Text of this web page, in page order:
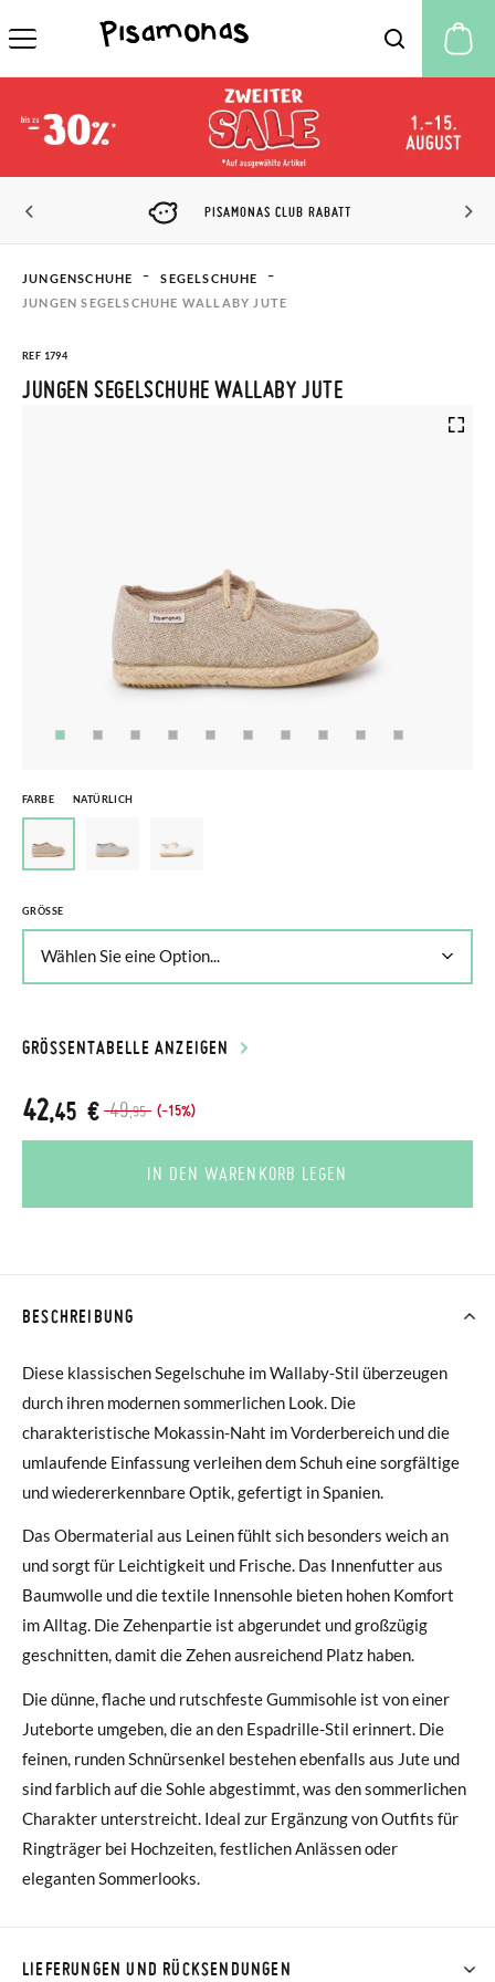
PISAMONAS CLUB RABATT
JUNGENSCHUHE
SEGELSCHUHE
JUNGEN SEGELSCHUHE WALLABY JUTE
REF 1794
JUNGEN SEGELSCHUHE WALLABY JUTE
FARBE NATÜRLICH
GRÖSSE
GRÖSSENTABELLE ANZEIGEN
49,95 (-15%)
42,45 €
IN DEN WARENKORB LEGEN
BESCHREIBUNG
Diese klassischen Segelschuhe im Wallaby-Stil überzeugen
durch ihren modernen sommerlichen Look. Die
charakteristische Mokassin-Naht im Vorderbereich und die
umlaufende Einfassung verleihen dem Schuh eine sorgfältige
und wiedererkennbare Optik, gefertigt in Spanien.
Das Obermaterial aus Leinen fühlt sich besonders weich an
und sorgt für Leichtigkeit und Frische. Das Innenfutter aus
Baumwolle und die textile Innensohle bieten hohen Komfort
im Alltag. Die Zehenpartie ist abgerundet und großzügig
geschnitten, damit die Zehen ausreichend Platz haben.
Die dünne, flache und rutschfeste Gummisohle ist von einer
Juteborte umgeben, die an den Espadrille-Stil erinnert. Die
feinen, runden Schnürsenkel bestehen ebenfalls aus Jute und
sind farblich auf die Sohle abgestimmt, was den sommerlichen
Charakter unterstreicht. Ideal zur Ergänzung von Outfits für
Ringträger bei Hochzeiten, festlichen Anlässen oder
eleganten Sommerlooks.
LIEFERUNGEN UND RÜCKSENDUNGEN